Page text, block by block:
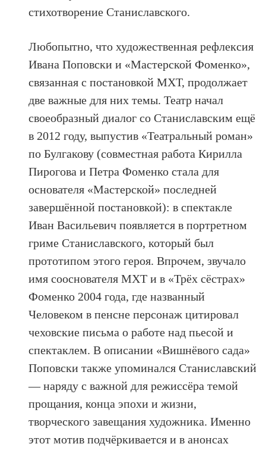
стихотворение Станиславского.
Любопытно, что художественная рефлексия
Ивана Поповски и «Мастерской Фоменко»,
связанная с постановкой МХТ, продолжает
две важные для них темы. Театр начал
своеобразный диалог со Станиславским ещё
в 2012 году, выпустив «Театральный роман»
по Булгакову (совместная работа Кирилла
Пирогова и Петра Фоменко стала для
основателя «Мастерской» последней
завершённой постановкой): в спектакле
Иван Васильевич появляется в портретном
гриме Станиславского, который был
прототипом этого героя. Впрочем, звучало
имя сооснователя МХТ и в «Трёх сёстрах»
Фоменко 2004 года, где названный
Человеком в пенсне персонаж цитировал
чеховские письма о работе над пьесой и
спектаклем. В описании «Вишнёвого сада»
Поповски также упоминался Станиславский
— наряду с важной для режиссёра темой
прощания, конца эпохи и жизни,
творческого завещания художника. Именно
этот мотив подчёркивается и в анонсах